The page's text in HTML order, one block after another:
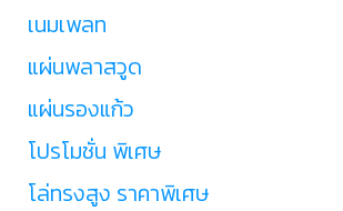
เนมเพลท
แผ่นพลาสวูด
แผ่นรองแก้ว
โปรโมชั่น พิเศษ
โล่ทรงสูง ราคาพิเศษ